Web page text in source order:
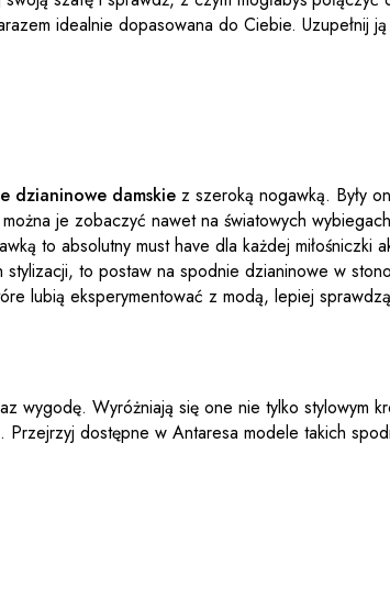
idealnie dopasowana do Ciebie. Uzupełnij
dzianinowe damskie z szeroką nogawką. Były
je zobaczyć nawet na światowych
to absolutny must have dla każdej miłośniczki
stylizacji, to postaw na spodnie dzianinowe w
lubią eksperymentować z modą, lepiej
wygodę. Wyróżniają się one nie tylko stylowym
dostępne w Antaresa modele takich